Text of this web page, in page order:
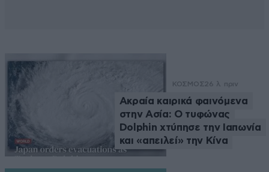
ΚΟΣΜΟΣ26 λ. πριν
Ακραία καιρικά φαινόμενα
στην Ασία: Ο τυφώνας
Dolphin χτύπησε την Ιαπωνία
και «απειλεί» την Κίνα